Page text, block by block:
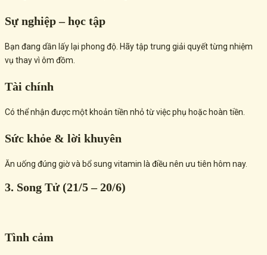
Sự nghiệp – học tập
Bạn đang dần lấy lại phong độ. Hãy tập trung giải quyết từng nhiệm
vụ thay vì ôm đồm.
Tài chính
Có thể nhận được một khoản tiền nhỏ từ việc phụ hoặc hoàn tiền.
Sức khỏe & lời khuyên
Ăn uống đúng giờ và bổ sung vitamin là điều nên ưu tiên hôm nay.
3. Song Tử (21/5 – 20/6)
Tình cảm